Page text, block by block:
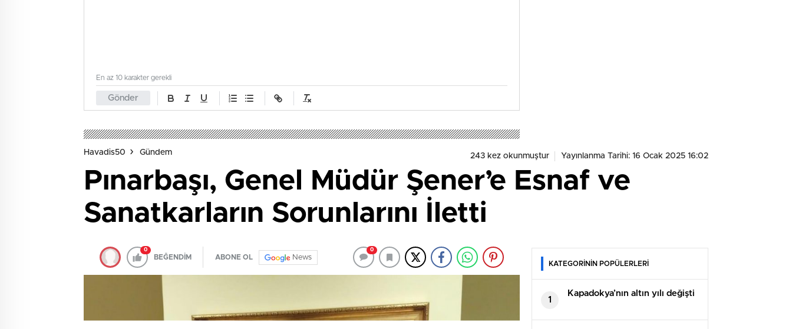
Gönder
En az 10 karakter gerekli
Havadis50 Gündem 243 kez okunmuştur Yayınlanma Tarihi: 16 Ocak 2025 16:02
Pınarbaşı, Genel Müdür Şener’e Esnaf ve
Sanatkarların Sorunlarını İletti
0
BEĞENDİM ABONE OL News
0
KATEGORİNİN POPÜLERLERİ
1
Kapadokya’nın altın yılı değişti